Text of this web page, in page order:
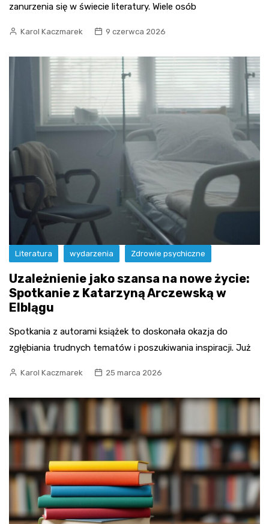
zanurzenia się w świecie literatury. Wiele osób
Karol Kaczmarek 9 czerwca 2026
Literatura wydarzenia Zdrowie psychiczne
Uzależnienie jako szansa na nowe życie:
Spotkanie z Katarzyną Arczewską w
Elblągu
Spotkania z autorami książek to doskonała okazja do
zgłębiania trudnych tematów i poszukiwania inspiracji. Już
Karol Kaczmarek 25 marca 2026